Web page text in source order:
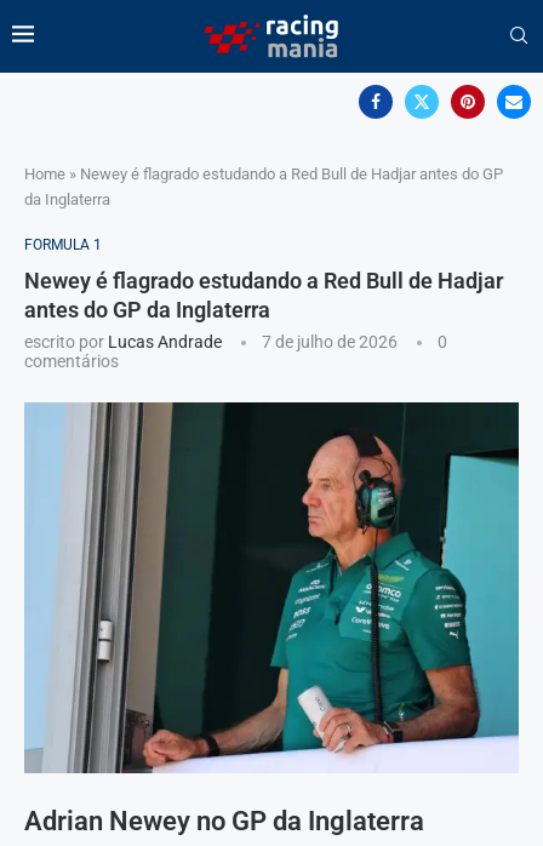
Home » Newey é flagrado estudando a Red Bull de Hadjar antes do GP
da Inglaterra
FORMULA 1
Newey é flagrado estudando a Red Bull de Hadjar
antes do GP da Inglaterra
escrito por Lucas Andrade 7 de julho de 2026
0
comentários
Adrian Newey no GP da Inglaterra